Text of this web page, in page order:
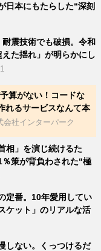
日本にもたらした“深刻
耐震技術でも破損。令和
た揺れ」が明らかにし
算がない！コードな
れるサービスなんて本
会社インターパーク
相」を演じ続けるた
策が背負わされた“極
定番。10年愛用してい
ケット」のリアルな活
しない。くっつけるだ